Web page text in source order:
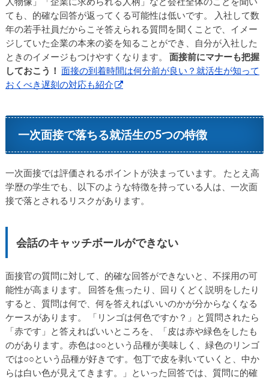
ても、的確な回答が返ってくる可能性は低いです。 入社して数
年の若手社員だからこそ答えられる質問を聞くことで、イメー
ジしていた企業の本来の姿を知ることができ、自分が入社した
ときのイメージもつけやすくなります。 面接前にマナーも把握
しておこう！ 面接の到着時間は何分前が良い？就活生が知って
おくべき遅刻の対応も紹介
一次面接で落ちる就活生の5つの特徴
一次面接では評価されるポイントが決まっています。 たとえ高
学歴の学生でも、以下のような特徴を持っている人は、一次面
接で落とされるリスクがあります。
会話のキャッチボールができない
面接官の質問に対して、的確な回答ができないと、不採用の可
能性が高まります。 回答を焦ったり、回りくどく説明をしたり
すると、質問は何で、何を答えればいいのかが分からなくなる
ケースがあります。 「リンゴは何色ですか？」と質問されたら
「赤です」と答えればいいところを、「皮は赤や緑色をしたも
のがあります。赤色は○○という品種が美味しく、緑色のリンゴ
では○○という品種が好きです。包丁で皮を剥いていくと、中か
らは白い色が見えてきます。」といった回答では、質問に的確